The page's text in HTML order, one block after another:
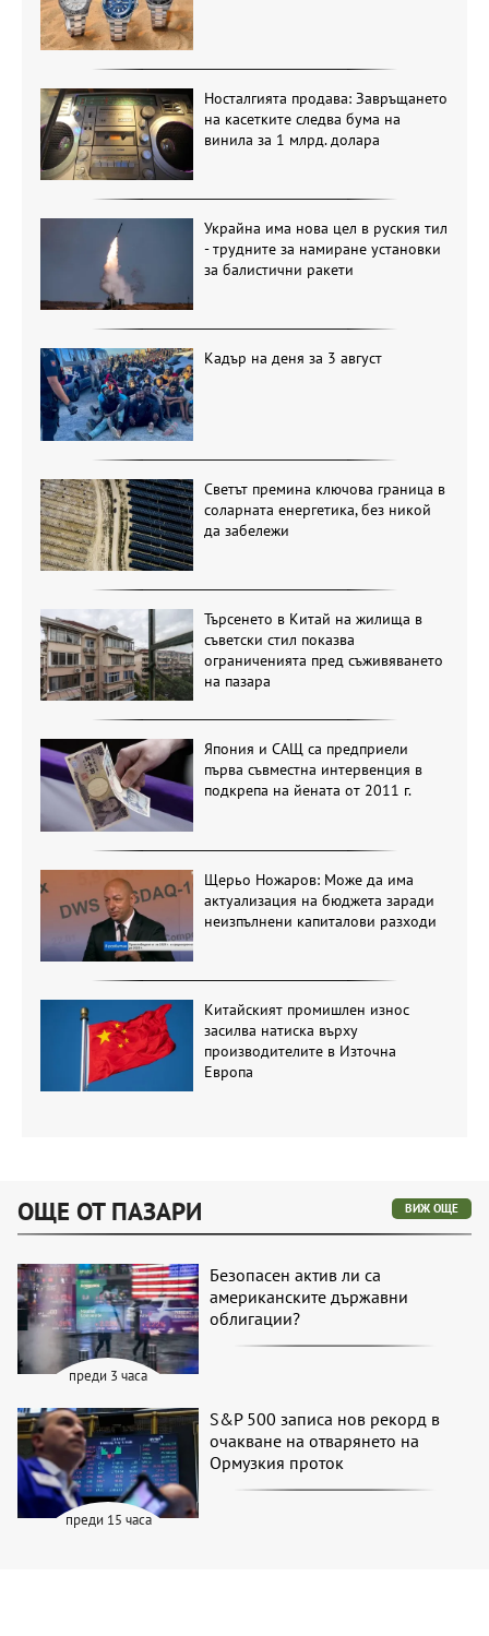
Носталгията продава: Завръщането
на касетките следва бума на
винила за 1 млрд. долара
Украйна има нова цел в руския тил
- трудните за намиране установки
за балистични ракети
Кадър на деня за 3 август
Светът премина ключова граница в
соларната енергетика, без никой
да забележи
Търсенето в Китай на жилища в
съветски стил показва
ограниченията пред съживяването
на пазара
Япония и САЩ са предприели
първа съвместна интервенция в
подкрепа на йената от 2011 г.
Щерьо Ножаров: Може да има
актуализация на бюджета заради
неизпълнени капиталови разходи
Китайският промишлен износ
засилва натиска върху
производителите в Източна
Европа
ОЩЕ ОТ ПАЗАРИ ВИЖ ОЩЕ
преди 3 часа
Безопасен актив ли са
американските държавни
облигации?
преди 15 часа
S&P 500 записа нов рекорд в
очакване на отварянето на
Ормузкия проток